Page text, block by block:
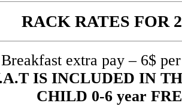
RACK RATES FOR
Breakfast extra pay – 6$
IS INCLUDED IN
CHILD 0-6 year